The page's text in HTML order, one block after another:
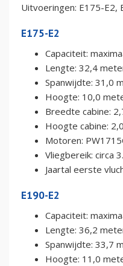
Uitvoeringen: E175-E2,
E175-E2
Capaciteit:
Lengte: 32,4
Spanwijdte: 31,0
Hoogte: 10,0
Breedte cabine:
Hoogte cabine:
Motoren:
Vliegbereik: circa
Jaartal eerste
E190-E2
Capaciteit:
Lengte: 36,2
Spanwijdte: 33,7
Hoogte: 11,0